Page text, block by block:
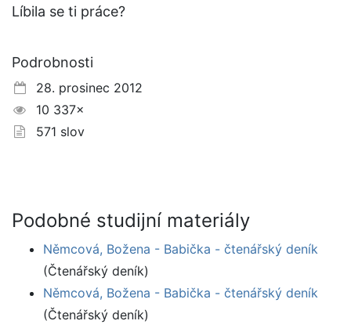
Líbila se ti práce?
Podrobnosti
28. prosinec 2012
10 337×
571 slov
Podobné studijní materiály
Němcová, Božena - Babička - čtenářský deník
(Čtenářský deník)
Němcová, Božena - Babička - čtenářský deník
(Čtenářský deník)